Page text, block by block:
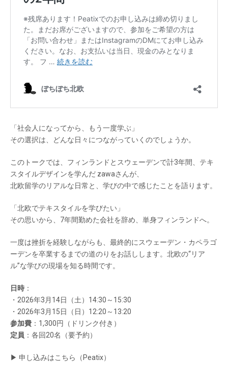
「社会人になってから、もう一度学ぶ」
その選択は、どんな日々につながっていくのでしょうか。
このトークでは、フィンランドとスウェーデンで計3年間、テキ
スタイルデザインを学んだ zawaさんが、
北欧留学のリアルな日常と、学びの中で感じたことを語ります。
「北欧でテキスタイルを学びたい」
その思いから、7年間勤めた会社を辞め、単身フィンランドへ。
一度は挫折を経験しながらも、最終的にスウェーデン・カペラゴ
ーデンを卒業するまでの道のりをお話しします。北欧の“リア
ル”な学びの現場を知る時間です。
日時 ：
・2026年3月14日（土）14:30～15:30
・2026年3月15日（日）12:20～13:20
参加費 ：1,300円（ドリンク付き）
定員 ：各回20名（要予約）
▶︎ 申し込みはこちら（Peatix）